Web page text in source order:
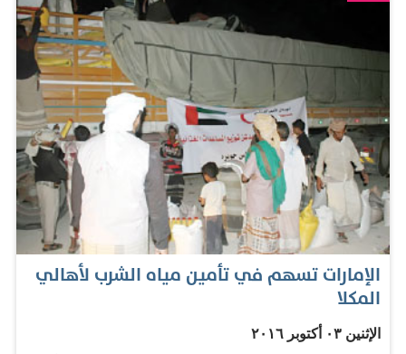
الإمارات تسهم في تأمين مياه الشرب لأهالي
المكلا
الإثنين ٠٣ أكتوبر ٢٠١٦